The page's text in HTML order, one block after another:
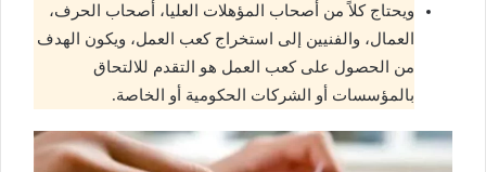
ويحتاج كلاً من أصحاب المؤهلات العليا، أصحاب الحرف،
العمال، والفنيين إلى استخراج كعب العمل، ويكون الهدف
من الحصول على كعب العمل هو التقدم للالتحاق
بالمؤسسات أو الشركات الحكومية أو الخاصة.